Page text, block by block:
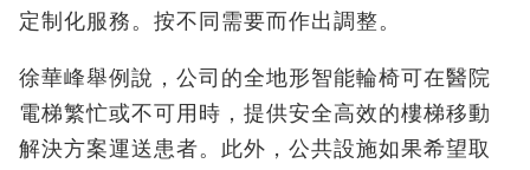
定制化服務。按不同需要而作出調整。
徐華峰舉例說，公司的全地形智能輪椅可在醫院
電梯繁忙或不可用時，提供安全高效的樓梯移動
解決方案運送患者。此外，公共設施如果希望取